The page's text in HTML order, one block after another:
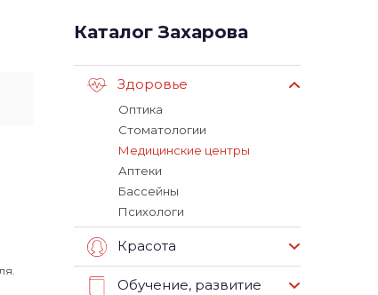
Каталог Захарова
Здоровье
Оптика
Стоматологии
Медицинские центры
Аптеки
Бассейны
Психологи
Красота
Обучение, развитие